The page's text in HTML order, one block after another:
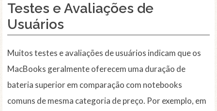
Testes e Avaliações de
Usuários
Muitos testes e avaliações de usuários indicam que os
MacBooks geralmente oferecem uma duração de
bateria superior em comparação com notebooks
comuns de mesma categoria de preço. Por exemplo, em